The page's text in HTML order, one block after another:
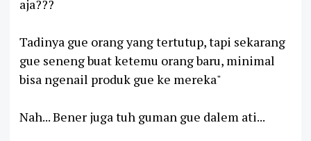
aja???
Tadinya gue orang yang tertutup, tapi sekarang
gue seneng buat ketemu orang baru, minimal
bisa ngenail produk gue ke mereka"
Nah... Bener juga tuh guman gue dalem ati...